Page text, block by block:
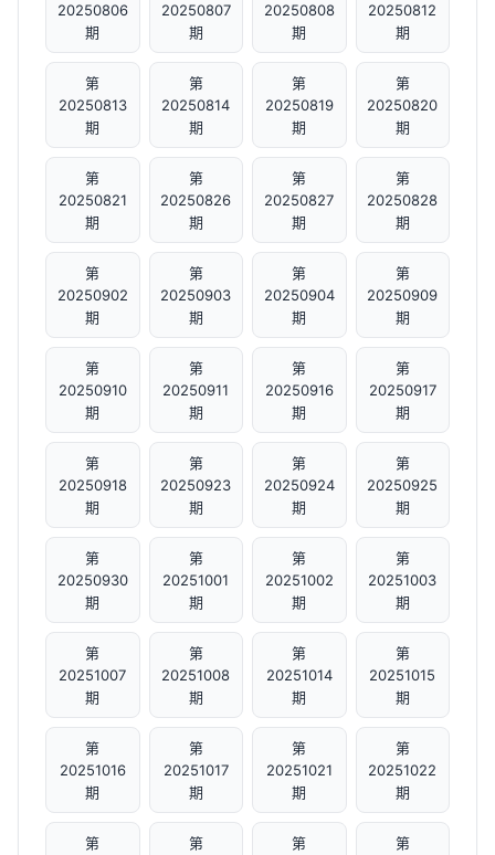
20250806
期
20250807
期
20250808
期
20250812
期
第
20250813
期
第
20250814
期
第
20250819
期
第
20250820
期
第
20250821
期
第
20250826
期
第
20250827
期
第
20250828
期
第
20250902
期
第
20250903
期
第
20250904
期
第
20250909
期
第
20250910
期
第
20250911
期
第
20250916
期
第
20250917
期
第
20250918
期
第
20250923
期
第
20250924
期
第
20250925
期
第
20250930
期
第
20251001
期
第
20251002
期
第
20251003
期
第
20251007
期
第
20251008
期
第
20251014
期
第
20251015
期
第
20251016
期
第
20251017
期
第
20251021
期
第
20251022
期
第
第
第
第